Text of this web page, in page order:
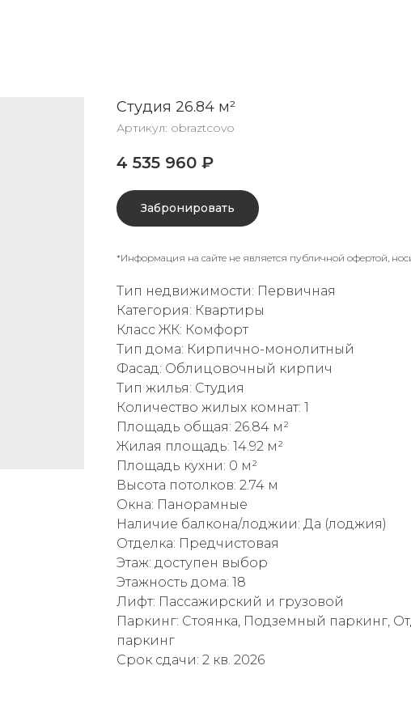
Студия 26.84 м²
Артикул: obraztcovo
4 535 960 ₽
Забронировать
*Информация на сайте не является публичной офертой,
Тип недвижимости: Первичная
Категория: Квартиры
Класс ЖК: Комфорт
Тип дома: Кирпично-монолитный
Фасад: Облицовочный кирпич
Тип жилья: Студия
Количество жилых комнат: 1
Площадь общая: 26.84 м²
Жилая площадь: 14.92 м²
Площадь кухни: 0 м²
Высота потолков: 2.74 м
Окна: Панорамные
Наличие балкона/лоджии: Да (лоджия)
Отделка: Предчистовая
Этаж: доступен выбор
Этажность дома: 18
Лифт: Пассажирский и грузовой
Паркинг: Стоянка, Подземный паркинг,
паркинг
Срок сдачи: 2 кв. 2026